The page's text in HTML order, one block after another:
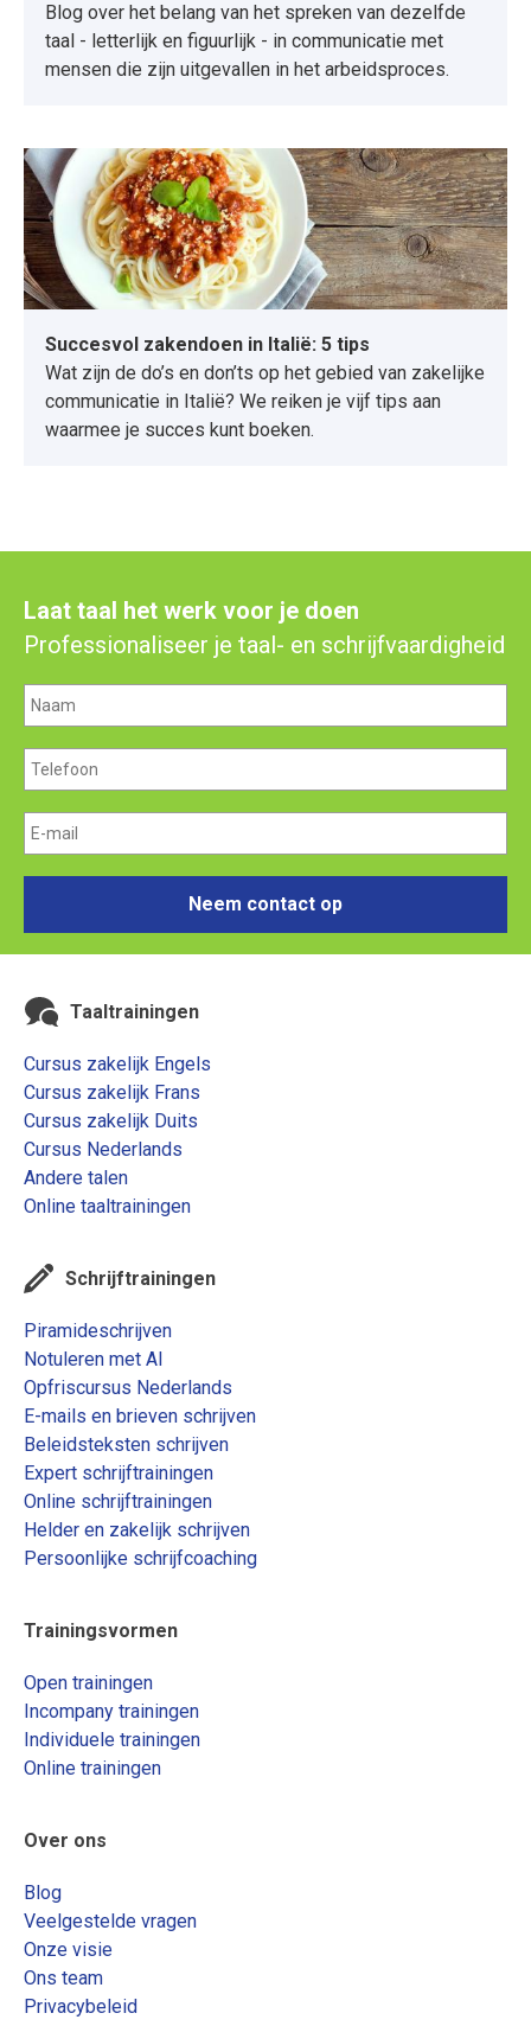
Blog over het belang van het spreken van dezelfde
taal - letterlijk en figuurlijk - in communicatie met
mensen die zijn uitgevallen in het arbeidsproces.
Succesvol zakendoen in Italië: 5 tips
Wat zijn de do’s en don’ts op het gebied van zakelijke
communicatie in Italië? We reiken je vijf tips aan
waarmee je succes kunt boeken.
Laat taal het werk voor je doen
Professionaliseer je taal- en schrijfvaardigheid
Neem contact op
Taaltrainingen
Cursus zakelijk Engels
Cursus zakelijk Frans
Cursus zakelijk Duits
Cursus Nederlands
Andere talen
Online taaltrainingen
Schrijftrainingen
Piramideschrijven
Notuleren met AI
Opfriscursus Nederlands
E-mails en brieven schrijven
Beleidsteksten schrijven
Expert schrijftrainingen
Online schrijftrainingen
Helder en zakelijk schrijven
Persoonlijke schrijfcoaching
Trainingsvormen
Open trainingen
Incompany trainingen
Individuele trainingen
Online trainingen
Over ons
Blog
Veelgestelde vragen
Onze visie
Ons team
Privacybeleid